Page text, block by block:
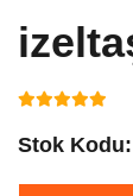
Stok Kodu: